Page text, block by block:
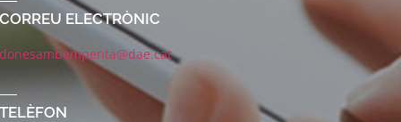
ELECTRÒNIC